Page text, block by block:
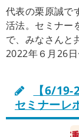
代表の栗原誠で
活法。セミナー
で、みなさんと
2022年６月26
【6/
セミナーレ